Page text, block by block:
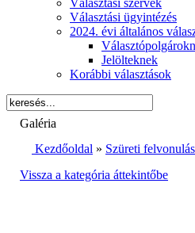
Választási szervek
Választási ügyintézés
2024. évi általános
Jelölteknek
Korábbi választások
Galéria
Kezdőoldal » Szüreti
Vissza a kategória áttekintőbe